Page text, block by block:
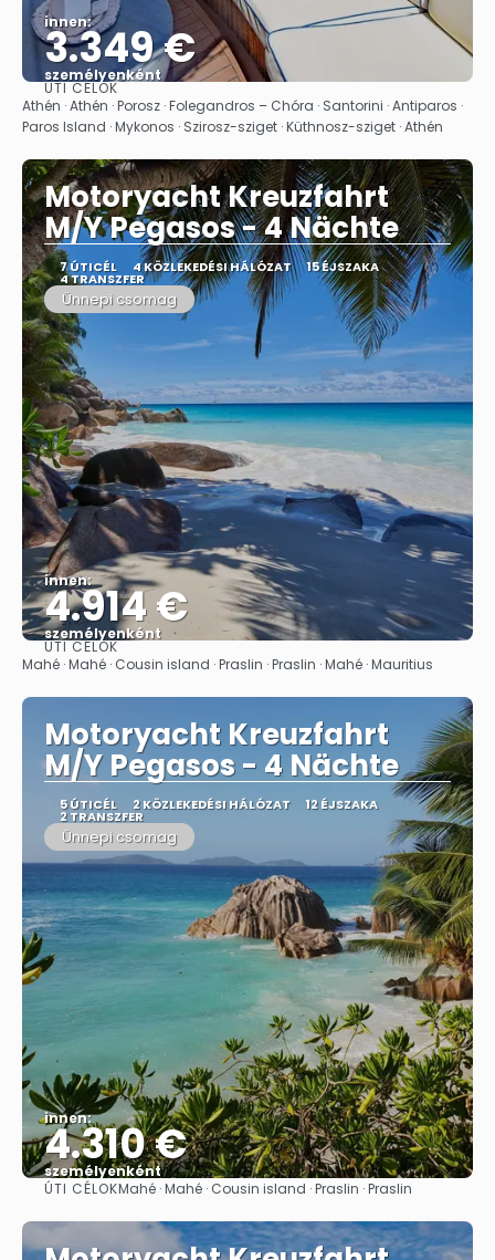
innen:
3.349 €
személyenként
Megnézem
ÚTI CÉLOK
Athén · Athén · Porosz · Folegandros – Chóra · Santorini · Antiparos ·
Paros Island · Mykonos · Szirosz-sziget · Küthnosz-sziget · Athén
Motoryacht Kreuzfahrt
M/Y Pegasos - 4 Nächte
7 ÚTICÉL 4 KÖZLEKEDÉSI HÁLÓZAT 15 ÉJSZAKA
4 TRANSZFER
Ünnepi csomag
innen:
4.914 €
személyenként
Megnézem
ÚTI CÉLOK
Mahé · Mahé · Cousin island · Praslin · Praslin · Mahé · Mauritius
Motoryacht Kreuzfahrt
M/Y Pegasos - 4 Nächte
5 ÚTICÉL 2 KÖZLEKEDÉSI HÁLÓZAT 12 ÉJSZAKA
2 TRANSZFER
Ünnepi csomag
innen:
4.310 €
személyenként
Megnézem
ÚTI CÉLOKMahé · Mahé · Cousin island · Praslin · Praslin